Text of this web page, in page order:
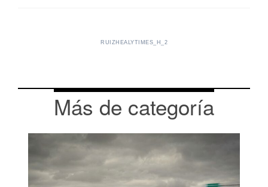
RUIZHEALYTIMES_H_2
Más de categoría